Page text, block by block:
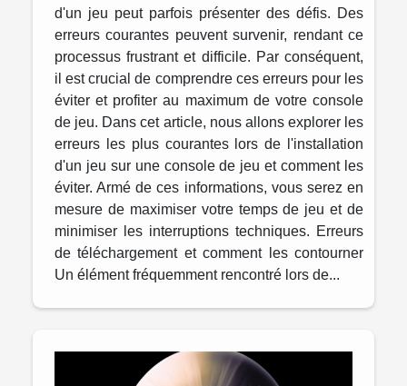
d'un jeu peut parfois présenter des défis. Des
erreurs courantes peuvent survenir, rendant ce
processus frustrant et difficile. Par conséquent,
il est crucial de comprendre ces erreurs pour les
éviter et profiter au maximum de votre console
de jeu. Dans cet article, nous allons explorer les
erreurs les plus courantes lors de l'installation
d'un jeu sur une console de jeu et comment les
éviter. Armé de ces informations, vous serez en
mesure de maximiser votre temps de jeu et de
minimiser les interruptions techniques. Erreurs
de téléchargement et comment les contourner
Un élément fréquemment rencontré lors de...